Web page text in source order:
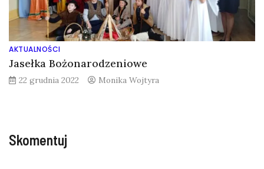
AKTUALNOŚCI
Jasełka Bożonarodzeniowe
22 grudnia 2022 Monika Wojtyra
Skomentuj